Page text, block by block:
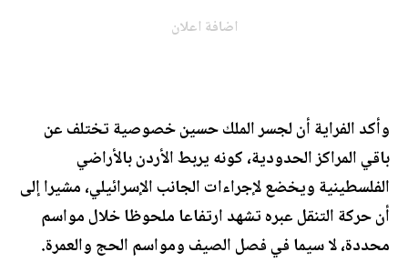
اضافة اعلان
وأكد الفراية أن لجسر الملك حسين خصوصية تختلف عن
باقي المراكز الحدودية، كونه يربط الأردن بالأراضي
الفلسطينية ويخضع لإجراءات الجانب الإسرائيلي، مشيرا إلى
أن حركة التنقل عبره تشهد ارتفاعا ملحوظا خلال مواسم
محددة، لا سيما في فصل الصيف ومواسم الحج والعمرة.